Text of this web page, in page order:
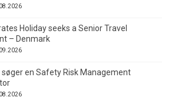
Holiday seeks a Senior Travel
– Denmark
søger en Safety Risk Management